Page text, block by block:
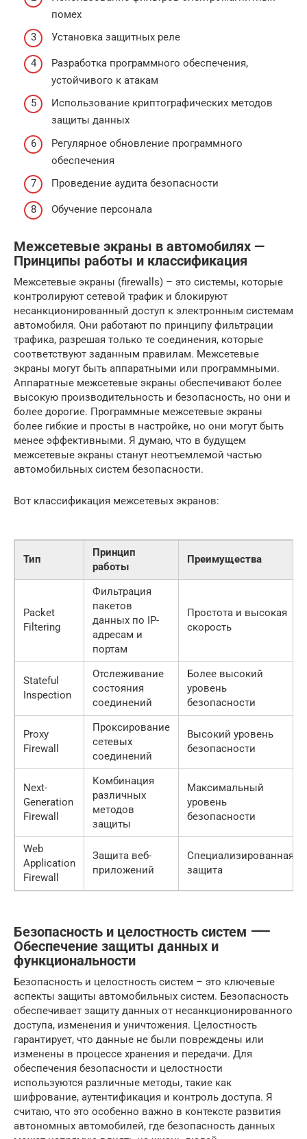
помех
Установка защитных реле
Разработка программного обеспечения,
устойчивого к атакам
Использование криптографических методов
защиты данных
Регулярное обновление программного
обеспечения
Проведение аудита безопасности
Обучение персонала
Межсетевые экраны в автомобилях —
Принципы работы и классификация
Межсетевые экраны (firewalls) – это системы, которые
контролируют сетевой трафик и блокируют
несанкционированный доступ к электронным системам
автомобиля. Они работают по принципу фильтрации
трафика, разрешая только те соединения, которые
соответствуют заданным правилам. Межсетевые
экраны могут быть аппаратными или программными.
Аппаратные межсетевые экраны обеспечивают более
высокую производительность и безопасность, но они и
более дорогие. Программные межсетевые экраны
более гибкие и просты в настройке, но они могут быть
менее эффективными. Я думаю, что в будущем
межсетевые экраны станут неотъемлемой частью
автомобильных систем безопасности.
Вот классификация межсетевых экранов:
Тип
Принцип
работы
Преимущества
Packet
Filtering
Фильтрация
пакетов
данных по IP-
адресам и
портам
Простота и высокая
скорость
Stateful
Inspection
Отслеживание
состояния
соединений
Более высокий
уровень
безопасности
Proxy
Firewall
Проксирование
сетевых
соединений
Высокий уровень
безопасности
Next-
Generation
Firewall
Комбинация
различных
методов
защиты
Максимальный
уровень
безопасности
Web
Application
Firewall
Защита веб-
приложений
Специализированная
защита
Безопасность и целостность систем ⸺
Обеспечение защиты данных и
функциональности
Безопасность и целостность систем – это ключевые
аспекты защиты автомобильных систем. Безопасность
обеспечивает защиту данных от несанкционированного
доступа, изменения и уничтожения. Целостность
гарантирует, что данные не были повреждены или
изменены в процессе хранения и передачи. Для
обеспечения безопасности и целостности
используются различные методы, такие как
шифрование, аутентификация и контроль доступа. Я
считаю, что это особенно важно в контексте развития
автономных автомобилей, где безопасность данных